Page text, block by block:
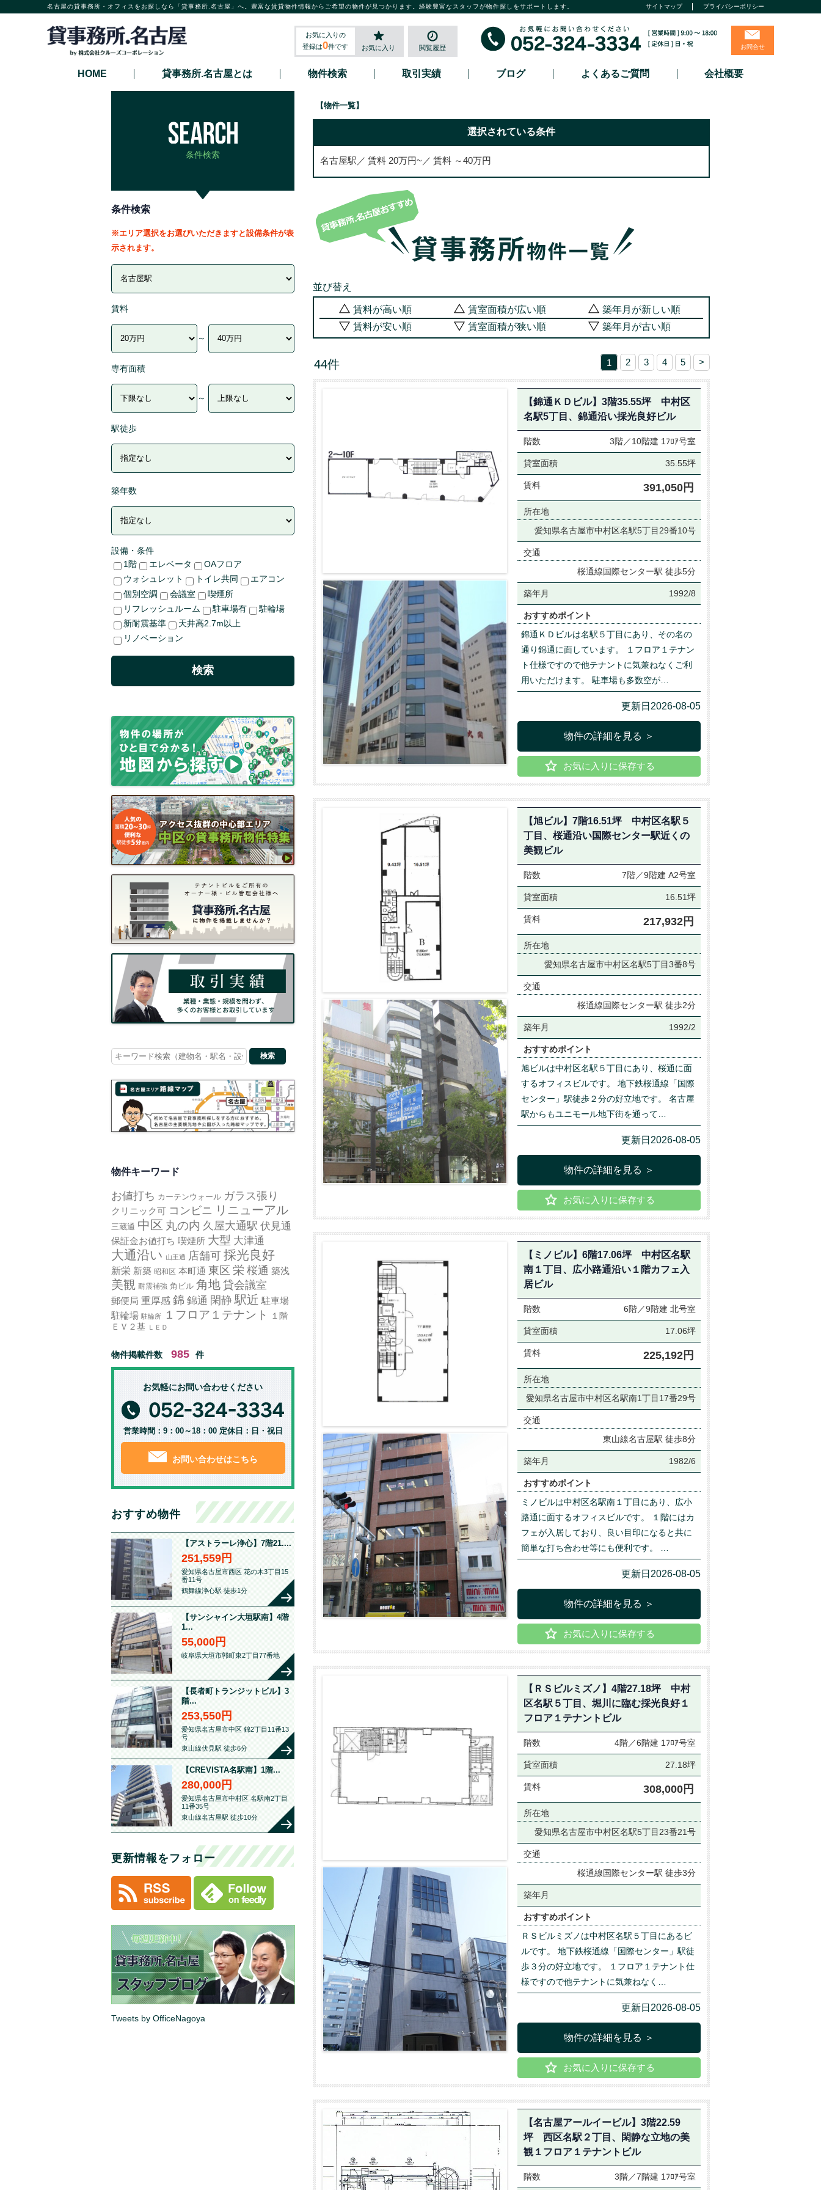
名古屋の貸事務所・オフィスをお探しなら「貸事務所.名古屋」へ。豊富な賃貸物件情報からご希望の物件が見つかります。経験豊富なスタッフが物件探しをサポートします。 サイトマップ プライバシーポリシー
お気に入りの
登録は0件です お気に入り 閲覧履歴 お問合せ
HOME 貸事務所.名古屋とは 物件検索 取引実績 ブログ よくあるご質問 会社概要
【物件一覧】
選択されている条件
名古屋駅 賃料 20万円~ 賃料 ～40万円
並び替え
賃料が高い順
賃料が安い順
賃室面積が広い順
賃室面積が狭い順
築年月が新しい順
築年月が古い順
44件 1 2 3 4 5 >
【錦通ＫＤビル】3階35.55坪 中村区
名駅5丁目、錦通沿い採光良好ビル
階数 3階／10階建 1ﾌﾛｱ号室
貸室面積 35.55坪
賃料 391,050円
所在地
愛知県名古屋市中村区名駅5丁目29番10号
交通
桜通線国際センター駅 徒歩5分
築年月 1992/8
おすすめポイント
錦通ＫＤビルは名駅５丁目にあり、その名の
通り錦通に面しています。 １フロア１テナン
ト仕様ですので他テナントに気兼ねなくご利
用いただけます。 駐車場も多数空が…
更新日2026-08-05
物件の詳細を見る ＞
お気に入りに保存する
【旭ビル】7階16.51坪 中村区名駅５
丁目、桜通沿い国際センター駅近くの
美観ビル
階数 7階／9階建 A2号室
貸室面積 16.51坪
賃料 217,932円
所在地
愛知県名古屋市中村区名駅5丁目3番8号
交通
桜通線国際センター駅 徒歩2分
築年月 1992/2
おすすめポイント
旭ビルは中村区名駅５丁目にあり、桜通に面
するオフィスビルです。 地下鉄桜通線「国際
センター」駅徒歩２分の好立地です。 名古屋
駅からもユニモール地下街を通って…
更新日2026-08-05
物件の詳細を見る ＞
お気に入りに保存する
【ミノビル】6階17.06坪 中村区名駅
南１丁目、広小路通沿い１階カフェ入
居ビル
階数 6階／9階建 北号室
貸室面積 17.06坪
賃料 225,192円
所在地
愛知県名古屋市中村区名駅南1丁目17番29号
交通
東山線名古屋駅 徒歩8分
築年月 1982/6
おすすめポイント
ミノビルは中村区名駅南１丁目にあり、広小
路通に面するオフィスビルです。 １階にはカ
フェが入居しており、良い目印になると共に
簡単な打ち合わせ等にも便利です。 …
更新日2026-08-05
物件の詳細を見る ＞
お気に入りに保存する
【ＲＳビルミズノ】4階27.18坪 中村
区名駅５丁目、堀川に臨む採光良好１
フロア１テナントビル
階数 4階／6階建 1ﾌﾛｱ号室
貸室面積 27.18坪
賃料 308,000円
所在地
愛知県名古屋市中村区名駅5丁目23番21号
交通
桜通線国際センター駅 徒歩3分
築年月
おすすめポイント
ＲＳビルミズノは中村区名駅５丁目にあるビ
ルです。 地下鉄桜通線「国際センター」駅徒
歩３分の好立地です。 １フロア１テナント仕
様ですので他テナントに気兼ねなく…
更新日2026-08-05
物件の詳細を見る ＞
お気に入りに保存する
【名古屋アールイービル】3階22.59
坪 西区名駅２丁目、閑静な立地の美
観１フロア１テナントビル
階数 3階／7階建 1ﾌﾛｱ号室
条件検索
条件検索
※エリア選択をお選びいただきますと設備条件が表
示されます。
賃料
～
専有面積
～
駅徒歩
築年数
設備・条件
1階
エレベータ
OAフロア
ウォシュレット
トイレ共同
エアコン
個別空調
会議室
喫煙所
リフレッシュルーム
駐車場有
駐輪場
新耐震基準
天井高2.7m以上
リノベーション
Search
for:
物件キーワード
お値打ち カーテンウォール ガラス張り
クリニック可 コンビニ リニューアル
三蔵通 中区 丸の内 久屋大通駅 伏見通
保証金お値打ち 喫煙所 大型 大津通
大通沿い 山王通 店舗可 採光良好
新栄 新築 昭和区 本町通 東区 栄 桜通 築浅
美観 耐震補強 角ビル 角地 貸会議室
郵便局 重厚感 錦 錦通 閑静 駅近 駐車場
駐輪場 駐輪所 １フロア１テナント
１階
ＥＶ２基
ＬＥＤ
物件掲載件数 985 件
お気軽にお問い合わせください
営業時間：9：00～18：00 定休日：日・祝日
お問い合わせはこちら
おすすめ物件
【アストラーレ浄心】7階21....
251,559円
愛知県名古屋市西区 花の木3丁目15
番11号
鶴舞線浄心駅 徒歩1分
【サンシャイン大垣駅南】4階
1...
55,000円
岐阜県大垣市郭町東2丁目77番地
【長者町トランジットビル】3
階...
253,550円
愛知県名古屋市中区 錦2丁目11番13
号
東山線伏見駅 徒歩6分
【CREVISTA名駅南】1階...
280,000円
愛知県名古屋市中村区 名駅南2丁目
11番35号
東山線名古屋駅 徒歩10分
更新情報をフォロー
Tweets by OfficeNagoya